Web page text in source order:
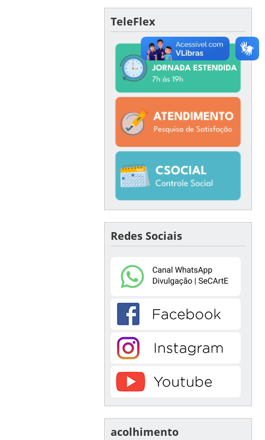
TeleFlex
Redes Sociais
acolhimento